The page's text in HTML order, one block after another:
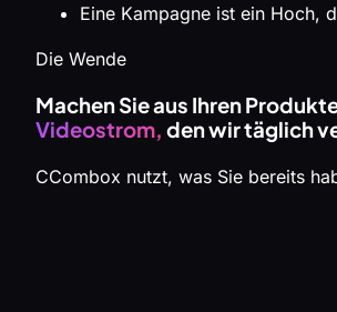
Eine Kampagne ist ein Hoch,
Die Wende
Machen Sie aus Ihren
Videostrom, den wir täglich
CCombox nutzt, was Sie bereits